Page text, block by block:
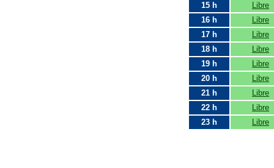
15 h
Libre
16 h
Libre
17 h
Libre
18 h
Libre
19 h
Libre
20 h
Libre
21 h
Libre
22 h
Libre
23 h
Libre